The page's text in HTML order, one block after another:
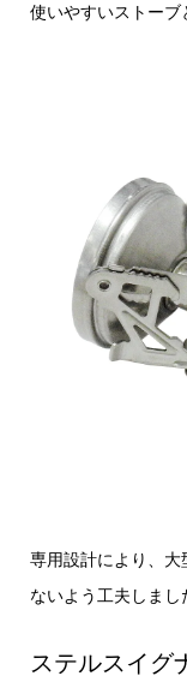
使いやすいストーブ
専用設計により、大
ないよう工夫しまし
ステルスイグ